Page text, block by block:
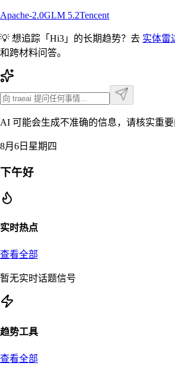
Apache-2.0GLM 5.2Tencent
💡 想追踪「 Hi3 」的长期趋势？去 实体雷
和跨材料问答。
AI 可能会生成不准确的信息，请核实重
8月6日星期四
下午好
实时热点
查看全部
暂无实时话题信号
趋势工具
查看全部